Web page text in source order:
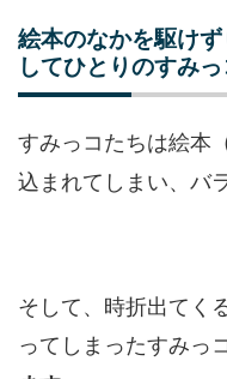
絵本のなかを駆け
してひとりのすみ
すみっコたちは絵本
込まれてしまい、バ
そして、時折出てく
ってしまったすみっ